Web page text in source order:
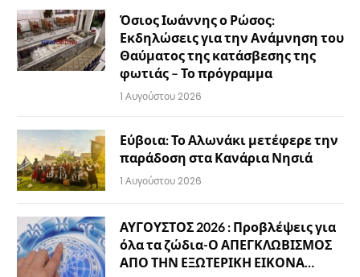
Όσιος Ιωάννης ο Ρώσος:
Εκδηλώσεις για την Ανάμνηση του
Θαύματος της κατάσβεσης της
φωτιάς – Το πρόγραμμα
1 Αυγούστου 2026
Εύβοια: Το Αλωνάκι μετέφερε την
παράδοση στα Κανάρια Νησιά
1 Αυγούστου 2026
ΑΥΓΟΥΣΤΟΣ 2026 : Προβλέψεις για
όλα τα ζώδια-Ο ΑΠΕΓΚΛΩΒΙΣΜΟΣ
ΑΠΟ ΤΗΝ ΕΞΩΤΕΡΙΚΗ ΕΙΚΟΝΑ…